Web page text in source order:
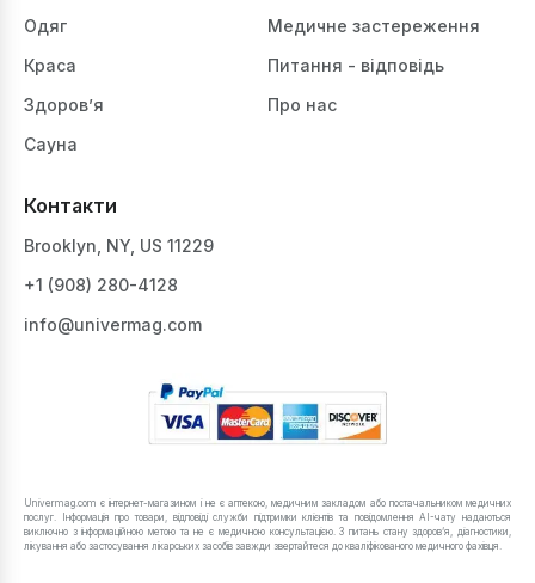
Одяг
Краса
Здоров’я
Сауна
Медичне застереження
Питання - відповідь
Про нас
Контакти
Brooklyn, NY, US 11229
+1 ‪(908) 280-4128‬
info@univermag.com
Univermag.com є інтернет-магазином і не є аптекою, медичним закладом або постачальником медичних
послуг. Інформація про товари, відповіді служби підтримки клієнтів та повідомлення AI-чату надаються
виключно з інформаційною метою та не є медичною консультацією. З питань стану здоров’я, діагностики,
лікування або застосування лікарських засобів завжди звертайтеся до кваліфікованого медичного фахівця.